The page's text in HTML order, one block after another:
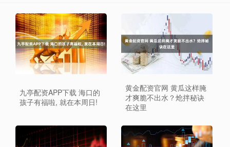
九亭配资APP下载 海口的
孩子有福啦, 就在本周日!
黄金配资官网 黄瓜这样腌
才爽脆不出水？炝拌秘诀
在这里